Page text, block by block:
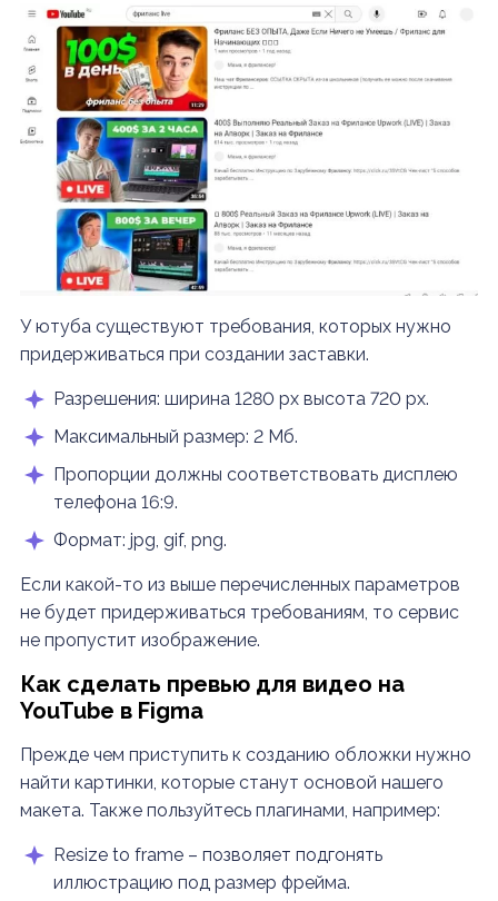
У ютуба существуют требования, которых нужно
придерживаться при создании заставки.
Разрешения: ширина 1280 px высота 720 px.
Максимальный размер: 2 Мб.
Пропорции должны соответствовать дисплею
телефона 16:9.
Формат: jpg, gif, png.
Если какой-то из выше перечисленных параметров
не будет придерживаться требованиям, то сервис
не пропустит изображение.
Как сделать превью для видео на
YouTube в Figma
Прежде чем приступить к созданию обложки нужно
найти картинки, которые станут основой нашего
макета. Также пользуйтесь плагинами, например:
Resize to frame – позволяет подгонять
иллюстрацию под размер фрейма.